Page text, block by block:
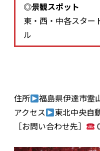
◎景観スポット
東・西・中各スター
ル
住所
福島県伊達市霊
アクセス
東北中央自
［お問い合わせ先］